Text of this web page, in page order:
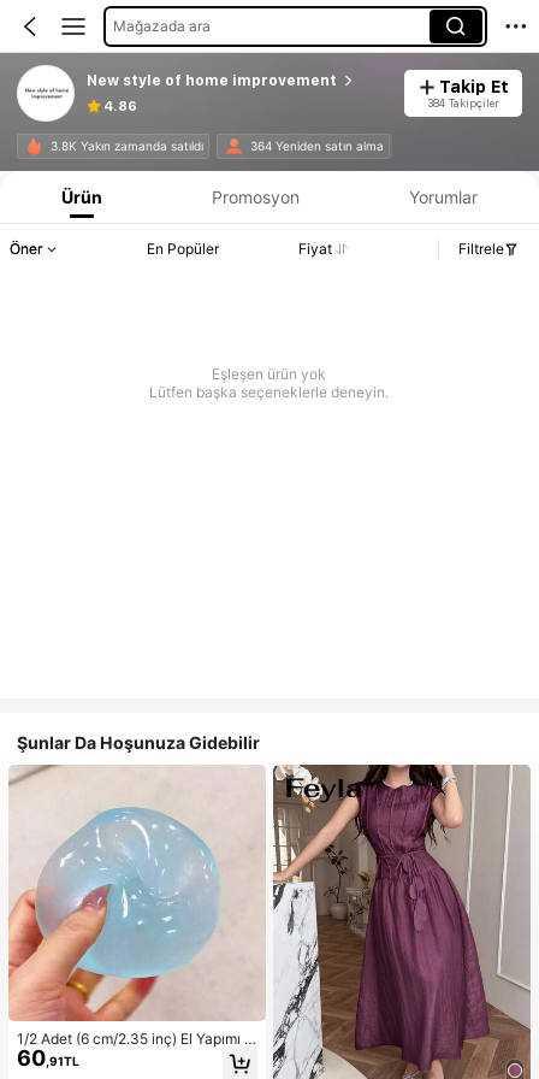
Mağazada ara
New style of home improvement
4.86
Takip Et
384 Takipçiler
3.8K Yakın zamanda satıldı 364 Yeniden satın alma
Ürün Promosyon Yorumlar
Öner En Popüler Fiyat Filtrele
Eşleşen ürün yok
Lütfen başka seçeneklerle deneyin.
Şunlar Da Hoşunuza Gidebilir
1/2 Adet (6 cm/2.35 inç) El Yapımı Y
avaş Geri Esneyen Mavi/Pembe Yu
muşak Sıkma Topu, Stres Azaltıcı O
60 ,91TL